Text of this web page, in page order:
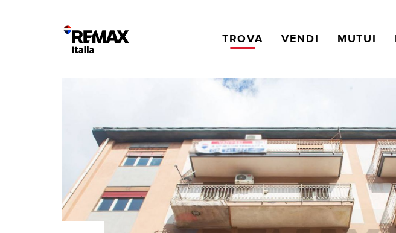
TROVA VENDI MUTUI